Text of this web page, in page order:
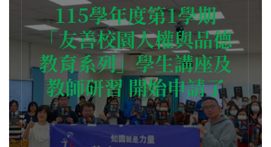
115學年度第1學期
「友善校園人權與品德
教育系列」學生講座及
教師研習 開始申請了